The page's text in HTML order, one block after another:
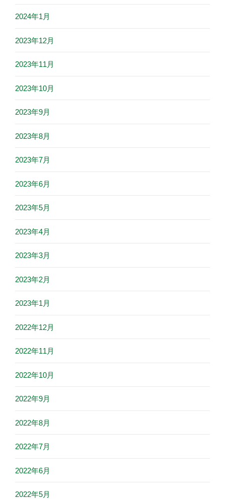
2024年1月
2023年12月
2023年11月
2023年10月
2023年9月
2023年8月
2023年7月
2023年6月
2023年5月
2023年4月
2023年3月
2023年2月
2023年1月
2022年12月
2022年11月
2022年10月
2022年9月
2022年8月
2022年7月
2022年6月
2022年5月